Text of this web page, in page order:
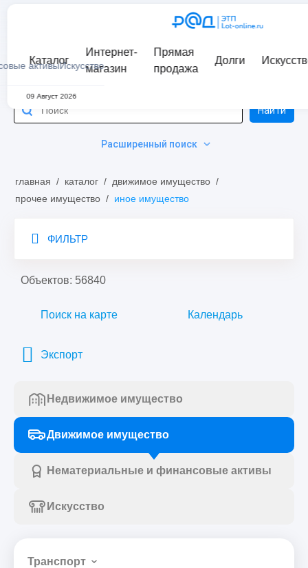
активыИскусство
Каталог
Интернет-
магазин
Прямая
продажа
Долги
09 Август 2026
Расширенный поиск
Найти
главная / каталог / движимое имущество /
прочее имущество / иное имущество
ФИЛЬТР
Объектов: 56840
Поиск на карте Календарь
Экспорт
Недвижимое имущество
Движимое имущество
Нематериальные и финансовые активы
Искусство
Транспорт